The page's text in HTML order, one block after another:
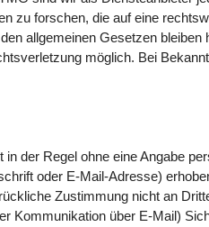
zu forschen, die auf eine
allgemeinen Gesetzen
möglich. Bei
der Regel ohne eine Angabe
oder E-Mail-Adresse)
Zustimmung nicht an
Kommunikation über E-Mail)